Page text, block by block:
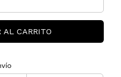
AL CARRITO